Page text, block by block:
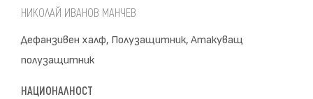
НИКОЛАЙ ИВАНОВ МАНЧЕВ
Дефанзивен халф, Полузащитник, Атакуващ
полузащитник
НАЦИОНАЛНОСТ